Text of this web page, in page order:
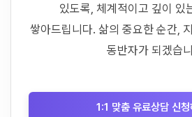
있도록, 체계적이고 깊이 있
쌓아드립니다. 삶의 중요한 순간,
동반자가 되겠습
1:1 맞춤 유료상담 신청